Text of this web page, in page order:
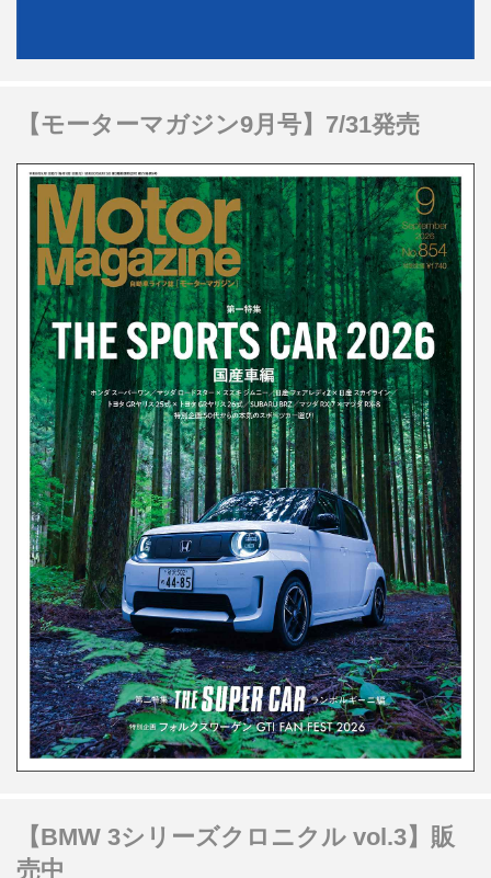
【モーターマガジン9月号】7/31発売
【BMW 3シリーズクロニクル vol.3】販
売中